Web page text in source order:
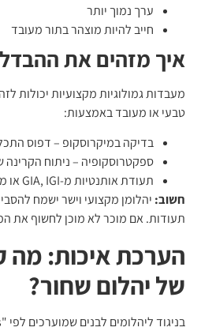
ערך נמוך יותר
חייב להיות מוצהר בתור מעובד
איך מזהים את
מעבדות גמולוגיות מקצועיות יכולות
טבעי או מעובד באמצעות:
בדיקה במיקרוסקופ – דפוס
ספקטרוסקופיה – ניתוח
תעודת אותנטיות מ-GIA, IGI או מעבדות מוכרות אחרות
חשוב: יהלומן מקצועי וישר ישמח
תעודות. אם מוכר לא מוכן לחשוף את
הערכת איכות: מה
של יהלום שחור?